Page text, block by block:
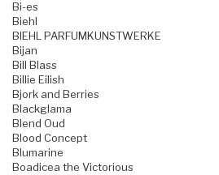
Bi-es
Biehl
BIEHL PARFUMKUNSTWERKE
Bijan
Bill Blass
Billie Eilish
Bjork and Berries
Blackglama
Blend Oud
Blood Concept
Blumarine
Boadicea the Victorious